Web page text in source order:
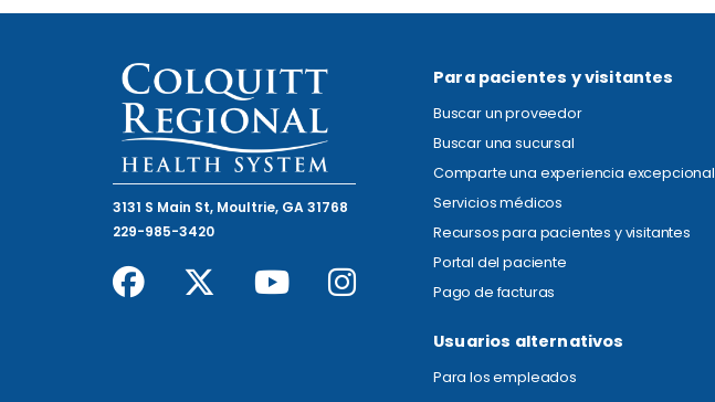
3131 S Main St, Moultrie, GA 31768
229-985-3420
Para pacientes y visitantes
Buscar un proveedor
Buscar una sucursal
Comparte una experiencia excepcional
Servicios médicos
Recursos para pacientes y visitantes
Portal del paciente
Pago de facturas
Usuarios alternativos
Para los empleados